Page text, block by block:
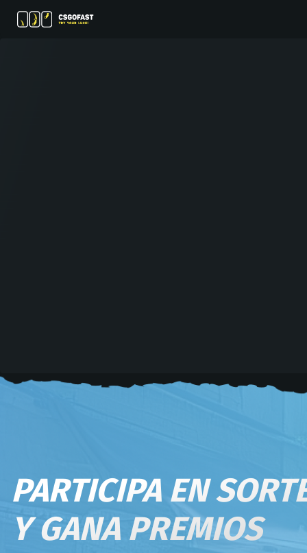
PARTICIPA EN
Y GANA PREMIOS